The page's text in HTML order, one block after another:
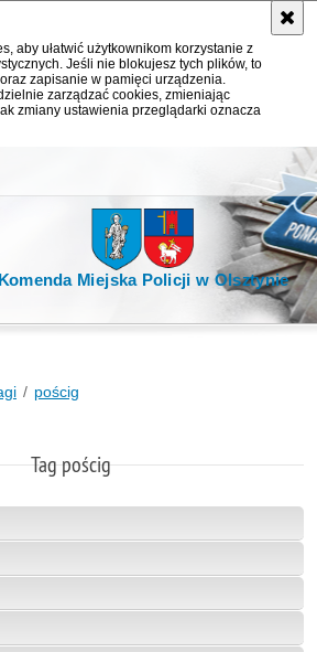
aby ułatwić użytkownikom korzystanie z
Jeśli nie blokujesz tych plików, to
zapisanie w pamięci urządzenia.
zarządzać cookies, zmieniając
zmiany ustawienia przeglądarki oznacza
Komenda Miejska Policji w Olsztynie
pościg
Tag pościg